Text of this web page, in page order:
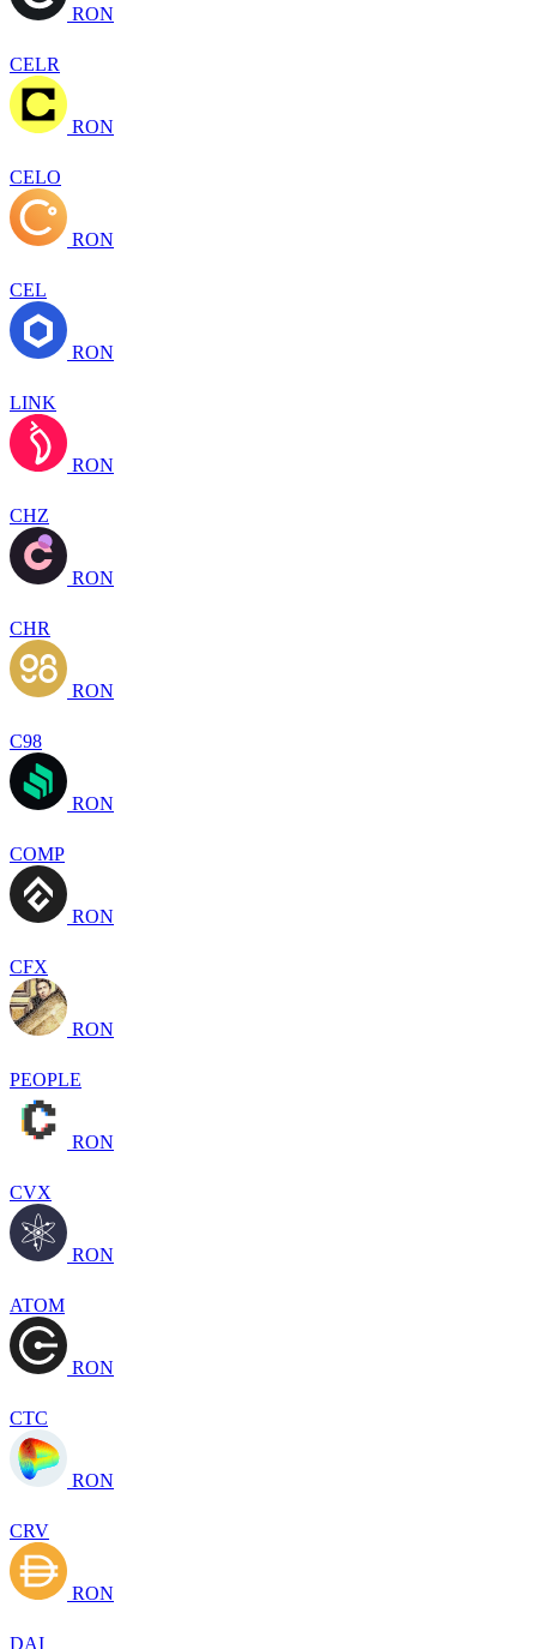
RON
CELR
RON
CELO
RON
CEL
RON
LINK
RON
CHZ
RON
CHR
RON
C98
RON
COMP
RON
CFX
RON
PEOPLE
RON
CVX
RON
ATOM
RON
CTC
RON
CRV
RON
DAI